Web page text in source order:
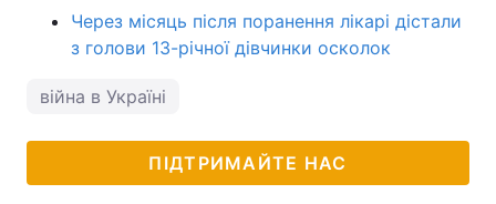
Через місяць після поранення лікарі дістали
з голови 13-річної дівчинки осколок
війна в Україні
ПІДТРИМАЙТЕ НАС